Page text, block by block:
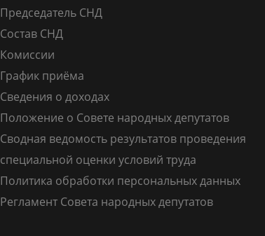
Председатель СНД
Состав СНД
Комиссии
График приёма
Сведения о доходах
Положение о Совете народных депутатов
Сводная ведомость результатов проведения
специальной оценки условий труда
Политика обработки персональных данных
Регламент Совета народных депутатов